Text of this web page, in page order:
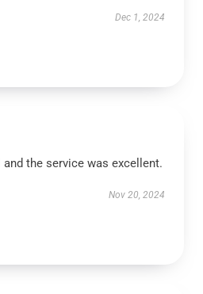
Dec 1, 2024
the service was excellent.
Nov 20, 2024